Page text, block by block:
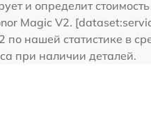
и определит
Magic V2.
по нашей статистике в
при наличии деталей.